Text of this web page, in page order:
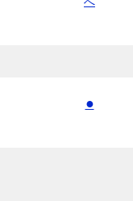
●